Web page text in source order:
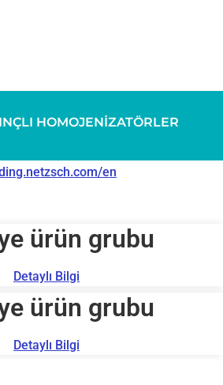
HOMOJENIZATÖRLER
en
ürün grubu
Detaylı Bilgi
ürün grubu
Detaylı Bilgi